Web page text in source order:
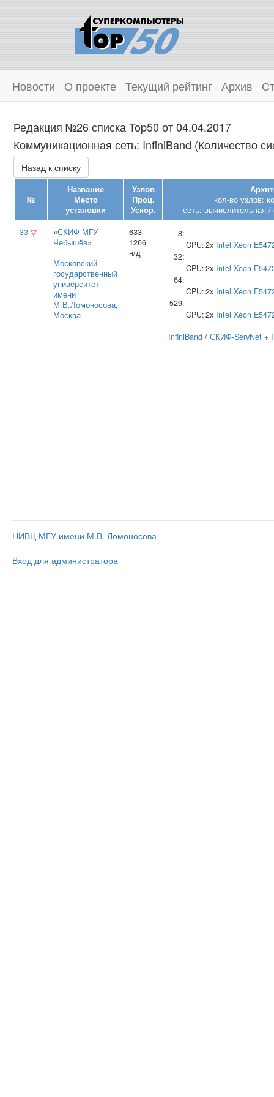
Новости О проекте Текущий рейтинг Архив
Редакция №26 списка Top50 от 04.04.2017
Коммуникационная сеть: InfiniBand (Количество
Назад к списку
№
Название
Место
установки
Узлов
Проц.
Ускор.
кол-во узлов:
сеть: вычислительная /
33 ▽ «СКИФ МГУ
Чебышёв»
Московский
государственный
университет
имени
М.В.Ломоносова,
Москва
633
1266
н/д
8:
CPU:2x Intel Xeon
32:
CPU:2x Intel Xeon
64:
CPU:2x Intel Xeon
529:
CPU:2x Intel Xeon
InfiniBand / СКИФ-ServNet +
НИВЦ МГУ имени М.В. Ломоносова
Вход для администратора